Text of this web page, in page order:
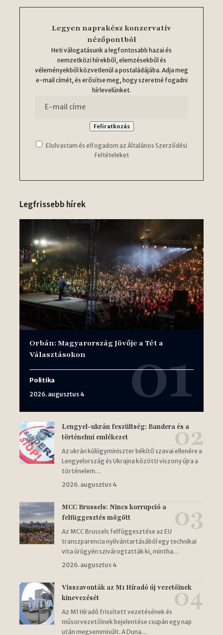
Legyen naprakész konzervatív
nézőpontból
Heti válogatásunk a legfontosabb hazai és
nemzetközi hírekből, elemzésekből és
véleményekből közvetlenül a postaládájába. Adja meg
e-mail címét, és erősítse meg, hogy szeretné fogadni
hírlevelünket.
Elolvastam és elfogadom az Általános Szerződési
Feltételeket
Legfrissebb hírek
Orbán: Magyarország Jövője a Tét a
Választásokon
Politika
2026. augusztus 4
Lengyel-ukrán feszültség: Bandera és a
történelmi emlékezet
Az ukrán külügyminiszter békítő szavai ellenére a
Lengyelország és Ukrajna közötti viszony újra a
történelem…
2026. augusztus 4
MCC Brussels: Nincs korrupció a
felfüggesztés mögött
Az MCC Brussels felfüggesztése az EU
transzparencia nyilvántartásából egy technikai
vita ürügyén szivárogtatták ki, mintha…
2026. augusztus 4
Visszavonták az M1 Híradó új vezetőinek
kinevezését
Az M1 Híradó frissített vezetésének és
műsorvezetőinek bejelentése csupán egy nap
után megsemmisült. A Duna…